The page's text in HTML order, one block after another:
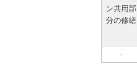
ン共用部
分の修繕
-